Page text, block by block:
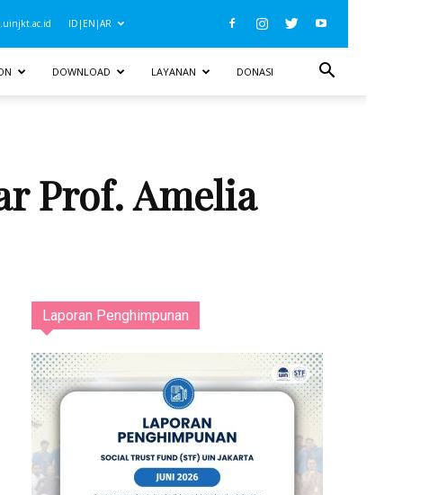
ID|EN|AR
DOWNLOAD LAYANAN DONASI
Prof. Amelia
Laporan Penghimpunan